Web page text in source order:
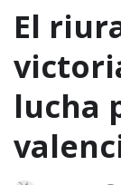
El
lucha